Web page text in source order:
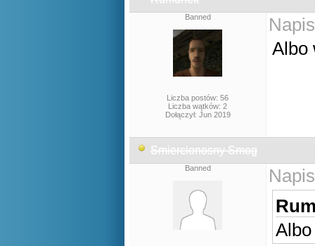
Banned
Liczba postów: 56
Liczba wątków: 2
Dołączył: Jun 2019
Albo
Smiercionosny Smog
Banned